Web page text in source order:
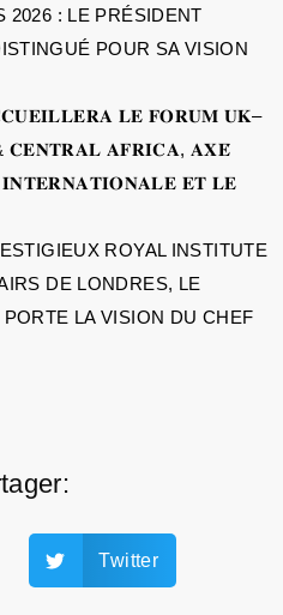
2026 : LE PRÉSIDENT
POUR SA VISION
𝐋𝐄 𝐅𝐎𝐑𝐔𝐌 𝐔𝐊–
𝐀𝐅𝐑𝐈𝐂𝐀, 𝐀𝐗𝐄́
𝐄𝐓 𝐋𝐄
ROYAL INSTITUTE
DE LONDRES, LE
LA VISION DU CHEF
Twitter